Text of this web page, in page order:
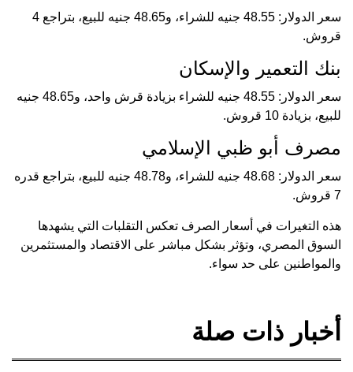
سعر الدولار: 48.55 جنيه للشراء، و48.65 جنيه للبيع، بتراجع 4
قروش.
بنك التعمير والإسكان
سعر الدولار: 48.55 جنيه للشراء بزيادة قرش واحد، و48.65 جنيه
للبيع، بزيادة 10 قروش.
مصرف أبو ظبي الإسلامي
سعر الدولار: 48.68 جنيه للشراء، و48.78 جنيه للبيع، بتراجع قدره
7 قروش.
هذه التغيرات في أسعار الصرف تعكس التقلبات التي يشهدها
السوق المصري، وتؤثر بشكل مباشر على الاقتصاد والمستثمرين
والمواطنين على حد سواء.
أخبار ذات صلة